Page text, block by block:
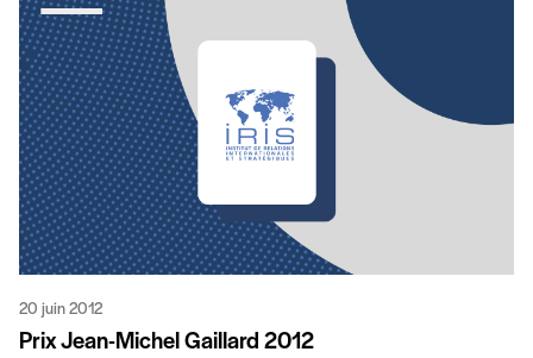
20 juin 2012
Prix Jean-Michel Gaillard 2012